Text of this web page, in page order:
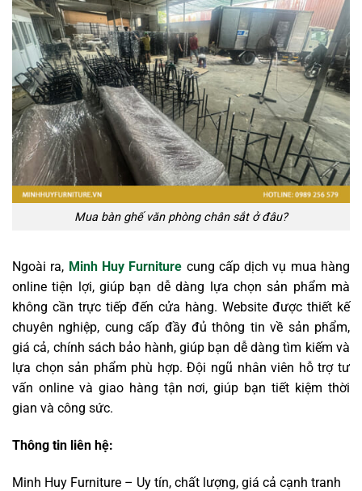
Mua bàn ghế văn phòng chân sắt ở đâu?
Ngoài ra, Minh Huy Furniture cung cấp dịch vụ mua hàng
online tiện lợi, giúp bạn dễ dàng lựa chọn sản phẩm mà
không cần trực tiếp đến cửa hàng. Website được thiết kế
chuyên nghiệp, cung cấp đầy đủ thông tin về sản phẩm,
giá cả, chính sách bảo hành, giúp bạn dễ dàng tìm kiếm và
lựa chọn sản phẩm phù hợp. Đội ngũ nhân viên hỗ trợ tư
vấn online và giao hàng tận nơi, giúp bạn tiết kiệm thời
gian và công sức.
Thông tin liên hệ:
Minh Huy Furniture – Uy tín, chất lượng, giá cả cạnh tranh